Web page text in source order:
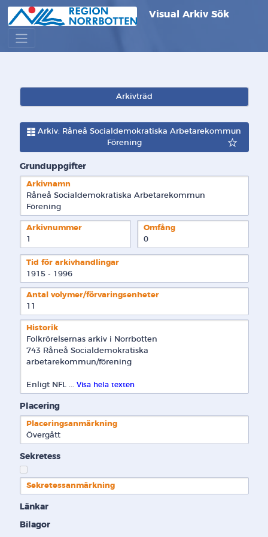
Visual Arkiv Sök
Arkivträd
Arkiv: Råneå Socialdemokratiska Arbetarekommun
Förening
Grunduppgifter
Arkivnamn
Råneå Socialdemokratiska Arbetarekommun
Förening
Arkivnummer
Omfång
0
Tid för arkivhandlingar
1915 - 1996
Antal volymer/förvaringsenheter
Historik
Folkrörelsernas arkiv i Norrbotten
743 Råneå Socialdemokratiska
arbetarekommun/förening
Enligt NFL ... Visa hela texten
Placering
Placeringsanmärkning
Övergått
Sekretess
Sekretessanmärkning
Länkar
Bilagor